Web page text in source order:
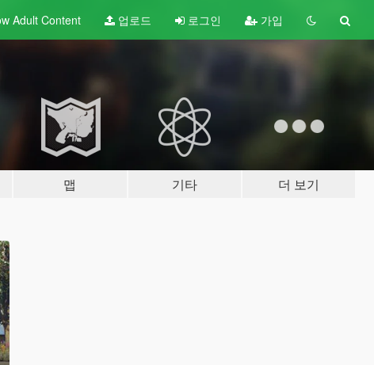
AdultContent 업로드 로그인 가입
맵 기타 더 보기